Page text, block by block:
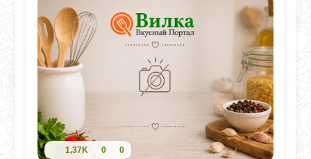
1,37K 0 0